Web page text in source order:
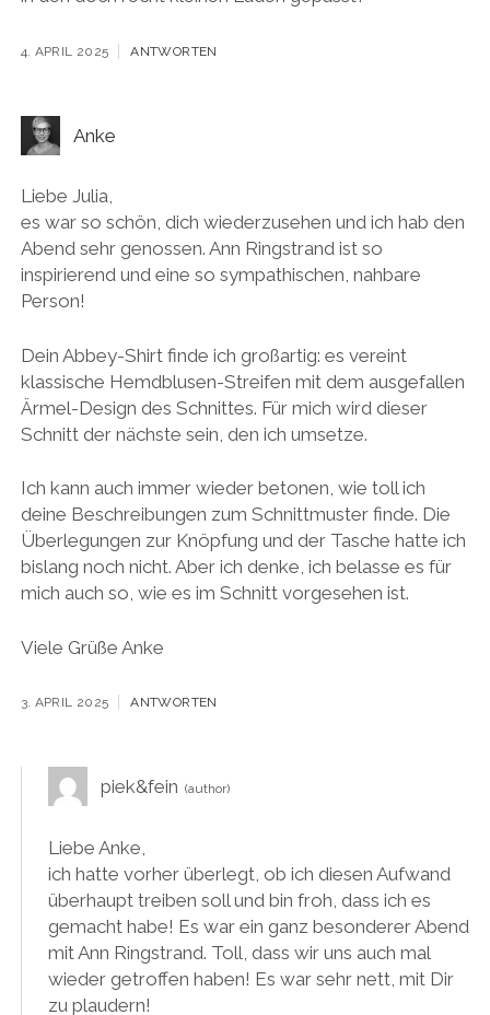
4. APRIL 2025 ANTWORTEN
Anke
Liebe Julia,
es war so schön, dich wiederzusehen und ich hab den
Abend sehr genossen. Ann Ringstrand ist so
inspirierend und eine so sympathischen, nahbare
Person!
Dein Abbey-Shirt finde ich großartig: es vereint
klassische Hemdblusen-Streifen mit dem ausgefallen
Ärmel-Design des Schnittes. Für mich wird dieser
Schnitt der nächste sein, den ich umsetze.
Ich kann auch immer wieder betonen, wie toll ich
deine Beschreibungen zum Schnittmuster finde. Die
Überlegungen zur Knöpfung und der Tasche hatte ich
bislang noch nicht. Aber ich denke, ich belasse es für
mich auch so, wie es im Schnitt vorgesehen ist.
Viele Grüße Anke
3. APRIL 2025 ANTWORTEN
piek&fein
Liebe Anke,
ich hatte vorher überlegt, ob ich diesen Aufwand
überhaupt treiben soll und bin froh, dass ich es
gemacht habe! Es war ein ganz besonderer Abend
mit Ann Ringstrand. Toll, dass wir uns auch mal
wieder getroffen haben! Es war sehr nett, mit Dir
zu plaudern!